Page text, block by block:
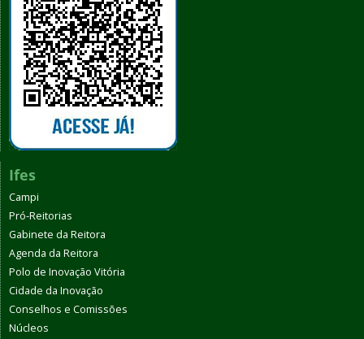
Ifes
Campi
Pró-Reitorias
Gabinete da Reitora
Agenda da Reitora
Polo de Inovação Vitória
Cidade da Inovação
Conselhos e Comissões
Núcleos